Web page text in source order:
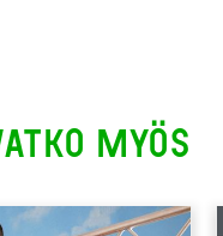
myös